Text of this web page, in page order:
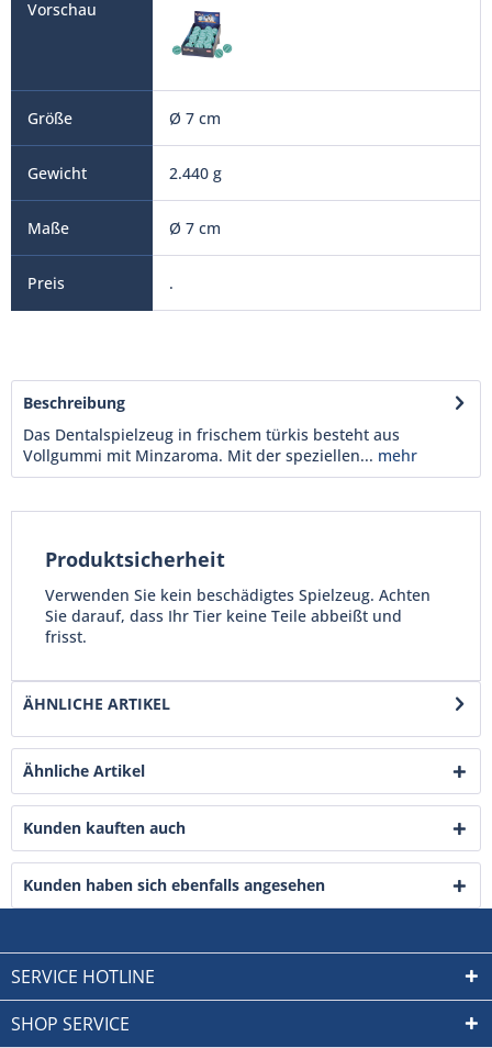
Ø 7 cm
2.440 g
Ø 7 cm
.
Beschreibung
Das Dentalspielzeug in frischem türkis besteht aus
Vollgummi mit Minzaroma. Mit der speziellen... mehr
Produktsicherheit
Verwenden Sie kein beschädigtes Spielzeug. Achten
Sie darauf, dass Ihr Tier keine Teile abbeißt und
frisst.
ÄHNLICHE ARTIKEL
Ähnliche Artikel
Kunden kauften auch
Kunden haben sich ebenfalls angesehen
SERVICE HOTLINE
SHOP SERVICE